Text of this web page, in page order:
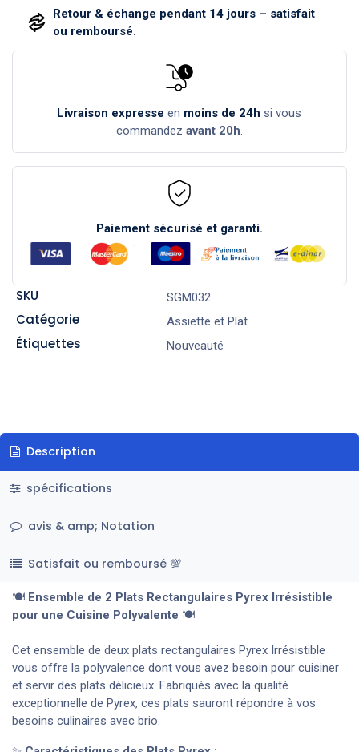
Retour & échange pendant 14 jours – satisfait
ou remboursé.
Livraison expresse en moins de 24h si vous
commandez avant 20h.
Paiement sécurisé et garanti.
SKU SGM032
Catégorie Assiette et Plat
Étiquettes Nouveauté
Description
spécifications
avis & amp; Notation
Satisfait ou remboursé 💯
🍽️ Ensemble de 2 Plats Rectangulaires Pyrex Irrésistible
pour une Cuisine Polyvalente 🍽️
Cet ensemble de deux plats rectangulaires Pyrex Irrésistible
vous offre la polyvalence dont vous avez besoin pour cuisiner
et servir des plats délicieux. Fabriqués avec la qualité
exceptionnelle de Pyrex, ces plats sauront répondre à vos
besoins culinaires avec brio.